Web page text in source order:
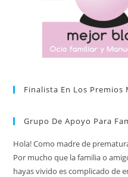
Finalista En Los Premios
Grupo De Apoyo Para
Hola! Como madre de
Por mucho que la familia o
hayas vivido es complicado de